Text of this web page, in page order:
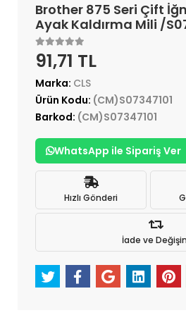
Brother 875 Seri Çift
Ayak Kaldırma Mili /
91,71 TL
Marka: CLS
Ürün Kodu: (CM)S07347101
Barkod: (CM)S07347101
WhatsApp ile Sipariş Ver
Hızlı Gönderi
İade ve